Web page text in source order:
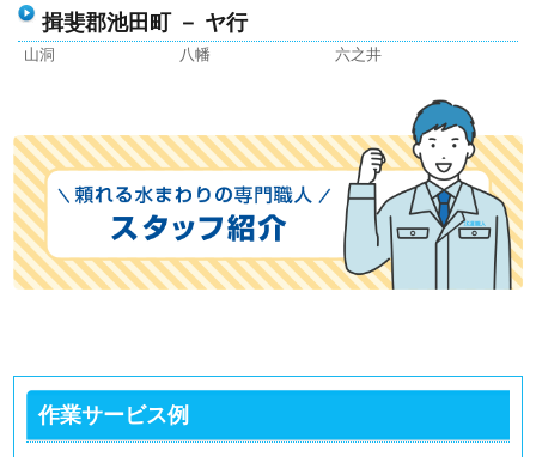
揖斐郡池田町 － ヤ行
山洞 八幡 六之井
作業サービス例